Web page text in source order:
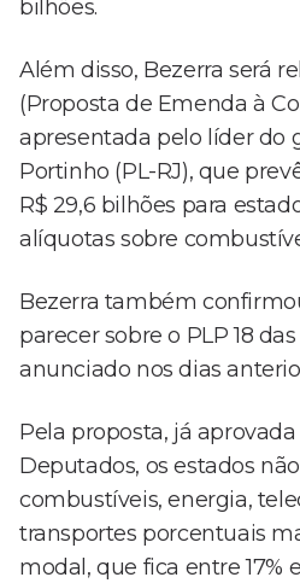
bilhões.
Além disso, Bezerra será
(Proposta de Emenda à
apresentada pelo líder do
Portinho (PL-RJ), que
R$ 29,6 bilhões para
alíquotas sobre
Bezerra também
parecer sobre o PLP 18
anunciado nos dias
Pela proposta, já
Deputados, os estados
combustíveis, energia,
transportes porcentuais
modal, que fica entre 17% e